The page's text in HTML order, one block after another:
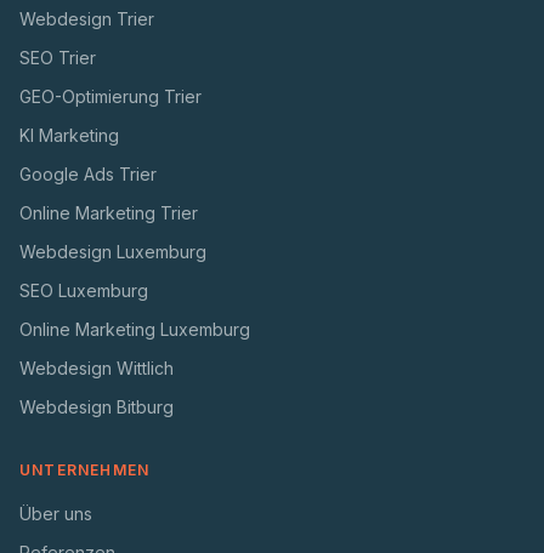
Webdesign Trier
SEO Trier
GEO-Optimierung Trier
KI Marketing
Google Ads Trier
Online Marketing Trier
Webdesign Luxemburg
SEO Luxemburg
Online Marketing Luxemburg
Webdesign Wittlich
Webdesign Bitburg
UNTERNEHMEN
Über uns